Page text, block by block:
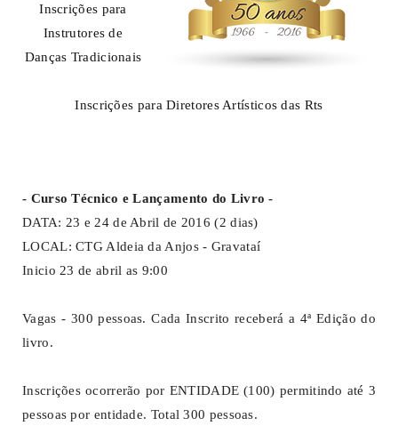
Inscrições para
Instrutores de
Danças Tradicionais
Inscrições para Diretores Artísticos das Rts
- Curso Técnico e Lançamento do Livro -
DATA: 23 e 24 de Abril de 2016 (2 dias)
LOCAL: CTG Aldeia da Anjos - Gravataí
Inicio 23 de abril as 9:00
Vagas - 300 pessoas. Cada Inscrito receberá a 4ª Edição do
livro.
Inscrições ocorrerão por ENTIDADE (100) permitindo até 3
pessoas por entidade. Total 300 pessoas.